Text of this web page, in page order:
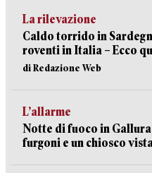
La rilevazione
Caldo torrido in
roventi in Italia – Ecco
di Redazione Web
L’allarme
Notte di fuoco in
furgoni e un chiosco